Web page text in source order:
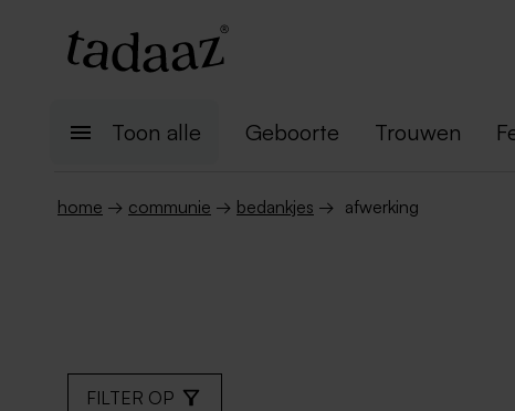
Toon alle Geboorte Trouwen
home → communie → bedankjes → afwerking
FILTER OP